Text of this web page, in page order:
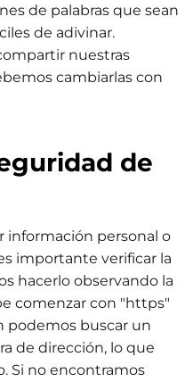
de palabras que sean
de adivinar.
nuestras
cambiarlas con
de
información personal o
importante verificar la
hacerlo observando la
comenzar con "https"
podemos buscar un
de dirección, lo que
Si no encontramos